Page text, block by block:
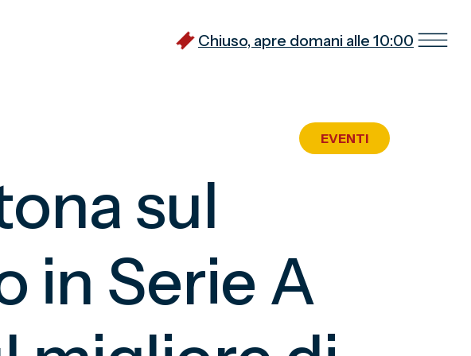
Chiuso, apre domani alle 10:00
EVENTI
sul
in Serie A